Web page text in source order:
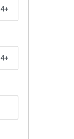
4+
4+